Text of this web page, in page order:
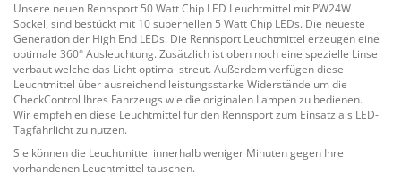
Unsere neuen Rennsport 50 Watt Chip LED Leuchtmittel mit PW24W
Sockel, sind bestückt mit 10 superhellen 5 Watt Chip LEDs. Die neueste
Generation der High End LEDs. Die Rennsport Leuchtmittel erzeugen eine
optimale 360° Ausleuchtung. Zusätzlich ist oben noch eine spezielle Linse
verbaut welche das Licht optimal streut. Außerdem verfügen diese
Leuchtmittel über ausreichend leistungsstarke Widerstände um die
CheckControl Ihres Fahrzeugs wie die originalen Lampen zu bedienen.
Wir empfehlen diese Leuchtmittel für den Rennsport zum Einsatz als LED-
Tagfahrlicht zu nutzen.
Sie können die Leuchtmittel innerhalb weniger Minuten gegen Ihre
vorhandenen Leuchtmittel tauschen.